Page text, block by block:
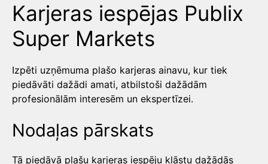
Karjeras iespējas Publix
Super Markets
Izpēti uzņēmuma plašo karjeras ainavu, kur tiek
piedāvāti dažādi amati, atbilstoši dažādām
profesionālām interesēm un ekspertīzei.
Nodaļas pārskats
Tā piedāvā plašu karjeras iespēju klāstu dažādās